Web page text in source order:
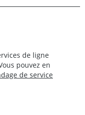
de ligne
pouvez en
de service